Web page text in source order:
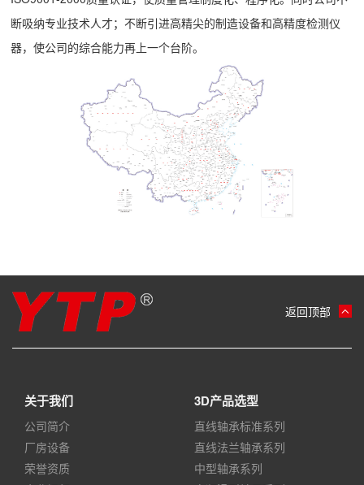
断吸纳专业技术人才；不断引进高精尖的制造设备和高精度检测仪
器，使公司的综合能力再上一个台阶。
返回顶部
关于我们
公司简介
厂房设备
荣誉资质
3D产品选型
直线轴承标准系列
直线法兰轴承系列
中型轴承系列